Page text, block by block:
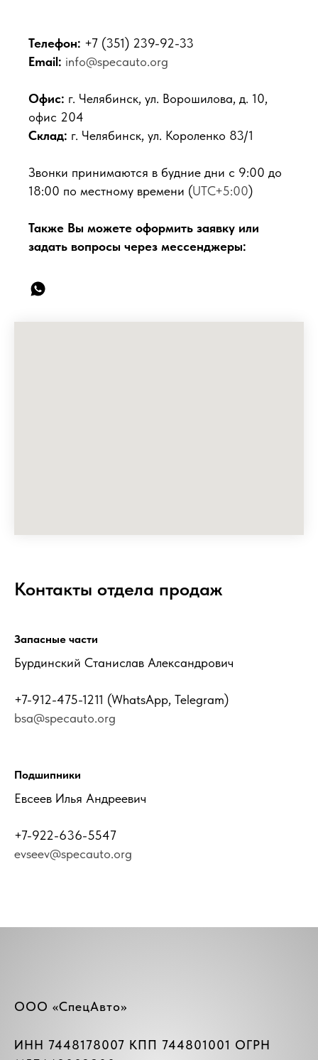
Телефон: +7 (351) 239-92-33
Email: info@specauto.org
Офис: г. Челябинск, ул. Ворошилова, д. 10,
офис 204
Склад: г. Челябинск, ул. Короленко 83/1
Звонки принимаются в будние дни с 9:00 до
18:00 по местному времени (UTC+5:00)
Также Вы можете оформить заявку или
задать вопросы через мессенджеры:
Контакты отдела продаж
Запасные части
Бурдинский Станислав Александрович
+7-912-475-1211 (WhatsApp, Telegram)
bsa@specauto.org
Подшипники
Евсеев Илья Андреевич
+7-922-636-5547
evseev@specauto.org
ООО «СпецАвто»
ИНН 7448178007 КПП 744801001 ОГРН